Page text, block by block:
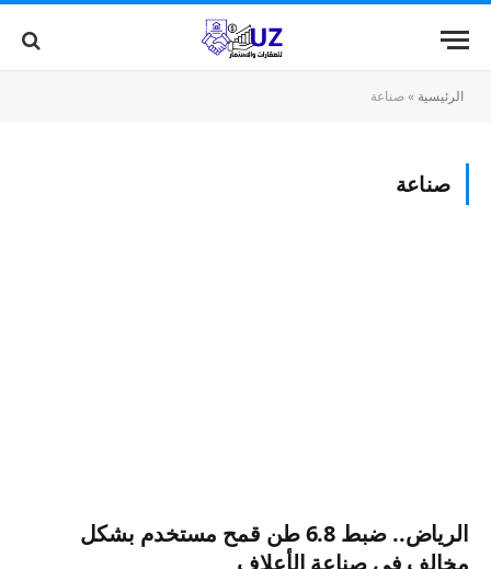
الرئيسية »صناعة
صناعة
الرياض.. ضبط 6.8 طن قمح مستخدم بشكل
مخالف في صناعة الأعلاف